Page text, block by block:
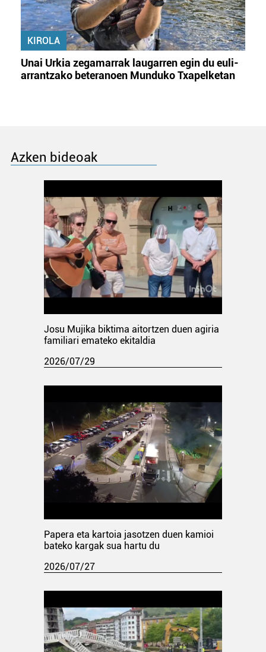
KIROLA
Unai Urkia zegamarrak laugarren egin du euli-
arrantzako beteranoen Munduko Txapelketan
Azken bideoak
Josu Mujika biktima aitortzen duen agiria
familiari emateko ekitaldia
2026/07/29
Papera eta kartoia jasotzen duen kamioi
bateko kargak sua hartu du
2026/07/27